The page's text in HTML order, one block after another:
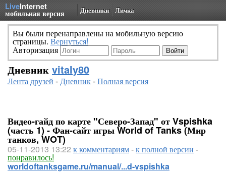
LiveInternet
мобильная версия Дневники Личка
Вы были перенаправлены на мобильную версию
страницы. Вернуться!
Авторизация
Дневник vitaly80
Лента друзей -Дневник-Полная версия
Видео-гайд по карте "Северо-Запад" от Vspishka
(часть 1) - Фан-сайт игры World of Tanks (Мир
танков, WOT)
05-11-2013 13:22 к комментариям-к полной версии -
понравилось!
worldoftanksgame.ru/manual/...d-vspishka